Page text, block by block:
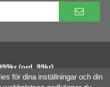
(ord. 99kr)
Räntefri delbetalning
för dina inställningar och din